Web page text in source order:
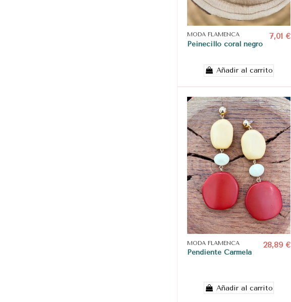
MODA FLAMENCA
Peinecillo coral negro
7,01 €
Añadir al carrito
MODA FLAMENCA
Pendiente Carmela
28,89 €
Añadir al carrito